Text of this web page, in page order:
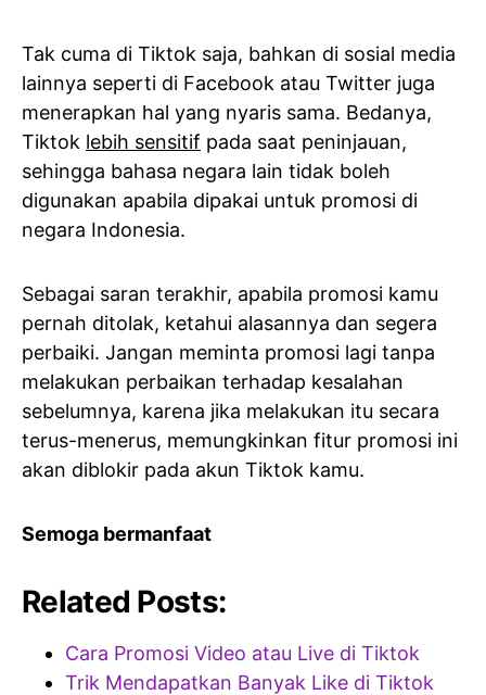
Tak cuma di Tiktok saja, bahkan di sosial media
lainnya seperti di Facebook atau Twitter juga
menerapkan hal yang nyaris sama. Bedanya,
Tiktok lebih sensitif pada saat peninjauan,
sehingga bahasa negara lain tidak boleh
digunakan apabila dipakai untuk promosi di
negara Indonesia.
Sebagai saran terakhir, apabila promosi kamu
pernah ditolak, ketahui alasannya dan segera
perbaiki. Jangan meminta promosi lagi tanpa
melakukan perbaikan terhadap kesalahan
sebelumnya, karena jika melakukan itu secara
terus-menerus, memungkinkan fitur promosi ini
akan diblokir pada akun Tiktok kamu.
Semoga bermanfaat
Related Posts:
Cara Promosi Video atau Live di Tiktok
Trik Mendapatkan Banyak Like di Tiktok